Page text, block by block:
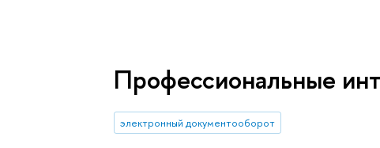
Профессиональные
электронный документооборот